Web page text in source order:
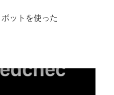
ットを使った